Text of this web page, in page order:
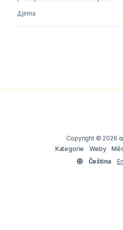
jirina
Copyright © 2026
Kategorie
Weby
Čeština